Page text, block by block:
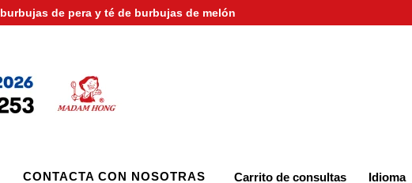
de pera y té de burbujas de melón
CONTACTA CON NOSOTRAS Carrito de consultas Idioma